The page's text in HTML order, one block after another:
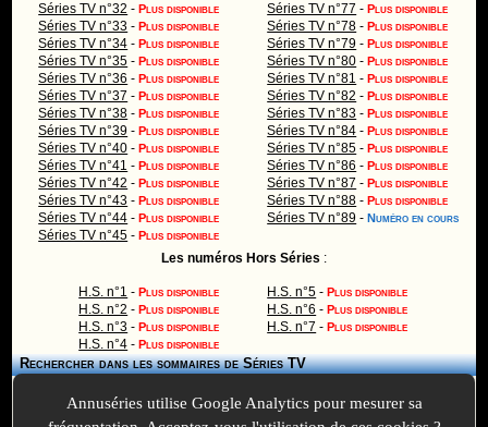
Séries TV n°32 -Plus disponible
Séries TV n°33 -Plus disponible
Séries TV n°34 -Plus disponible
Séries TV n°35 -Plus disponible
Séries TV n°36 -Plus disponible
Séries TV n°37 -Plus disponible
Séries TV n°38 -Plus disponible
Séries TV n°39 -Plus disponible
Séries TV n°40 -Plus disponible
Séries TV n°41 -Plus disponible
Séries TV n°42 -Plus disponible
Séries TV n°43 -Plus disponible
Séries TV n°44 -Plus disponible
Séries TV n°45 -Plus disponible
Séries TV n°77 -Plus disponible
Séries TV n°78 -Plus disponible
Séries TV n°79 -Plus disponible
Séries TV n°80 -Plus disponible
Séries TV n°81 -Plus disponible
Séries TV n°82 -Plus disponible
Séries TV n°83 -Plus disponible
Séries TV n°84 -Plus disponible
Séries TV n°85 -Plus disponible
Séries TV n°86 -Plus disponible
Séries TV n°87 -Plus disponible
Séries TV n°88 -Plus disponible
Séries TV n°89 -Numéro en cours
Les numéros Hors Séries :
H.S. n°1 -Plus disponible
H.S. n°2 -Plus disponible
H.S. n°3 -Plus disponible
H.S. n°4 -Plus disponible
H.S. n°5 -Plus disponible
H.S. n°6 -Plus disponible
H.S. n°7 -Plus disponible
Rechercher dans les sommaires de Séries TV
Annuséries utilise Google Analytics pour mesurer sa